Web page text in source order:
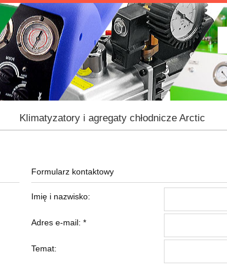
Klimatyzatory i agregaty chłodnicze Arctic
Formularz kontaktowy
Imię i nazwisko:
Adres e-mail: *
Temat: